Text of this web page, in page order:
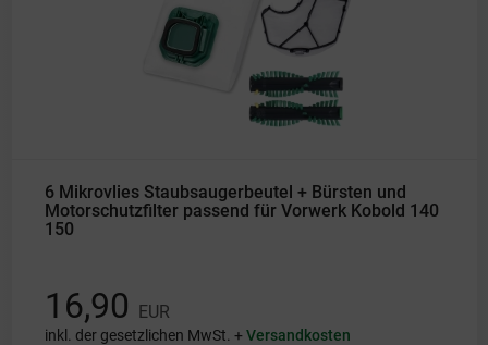
6 Mikrovlies Staubsaugerbeutel + Bürsten und
Motorschutzfilter passend für Vorwerk Kobold 140
150
16,90 EUR
inkl. der gesetzlichen MwSt. +Versandkosten